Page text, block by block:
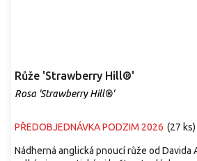
Růže 'Strawberry Hill®'
Rosa 'Strawberry Hill®'
PŘEDOBJEDNÁVKA PODZIM 2026 (27 ks)
Nádherná anglická pnoucí růže od Davida